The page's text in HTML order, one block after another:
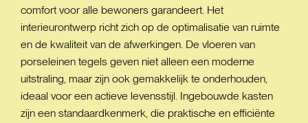
comfort voor alle bewoners garandeert. Het
interieurontwerp richt zich op de optimalisatie van ruimte
en de kwaliteit van de afwerkingen. De vloeren van
porseleinen tegels geven niet alleen een moderne
uitstraling, maar zijn ook gemakkelijk te onderhouden,
ideaal voor een actieve levensstijl. Ingebouwde kasten
zijn een standaardkenmerk, die praktische en efficiënte